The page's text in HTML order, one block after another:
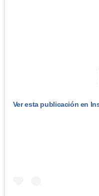
Ver esta publicación en